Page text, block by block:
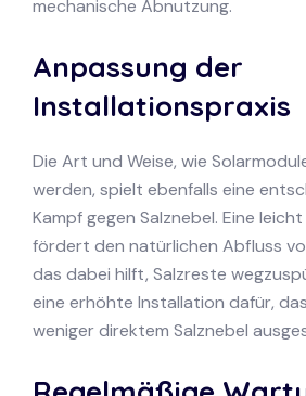
mechanische Abnutzung.
Anpassung der
Installationspraxis
Die Art und Weise, wie
werden, spielt ebenfalls eine
Kampf gegen Salznebel. Eine
fördert den natürlichen Abfluss
das dabei hilft, Salzreste
eine erhöhte Installation dafür,
weniger direktem Salznebel